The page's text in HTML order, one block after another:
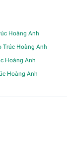
Hoàng Anh
Trúc Hoàng Anh
Hoàng Anh
Hoàng Anh